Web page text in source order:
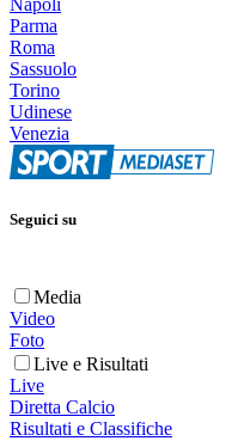
Napoli
Parma
Roma
Sassuolo
Torino
Udinese
Venezia
Seguici su
Media
Video
Foto
Live e Risultati
Live
Diretta Calcio
Risultati e Classifiche